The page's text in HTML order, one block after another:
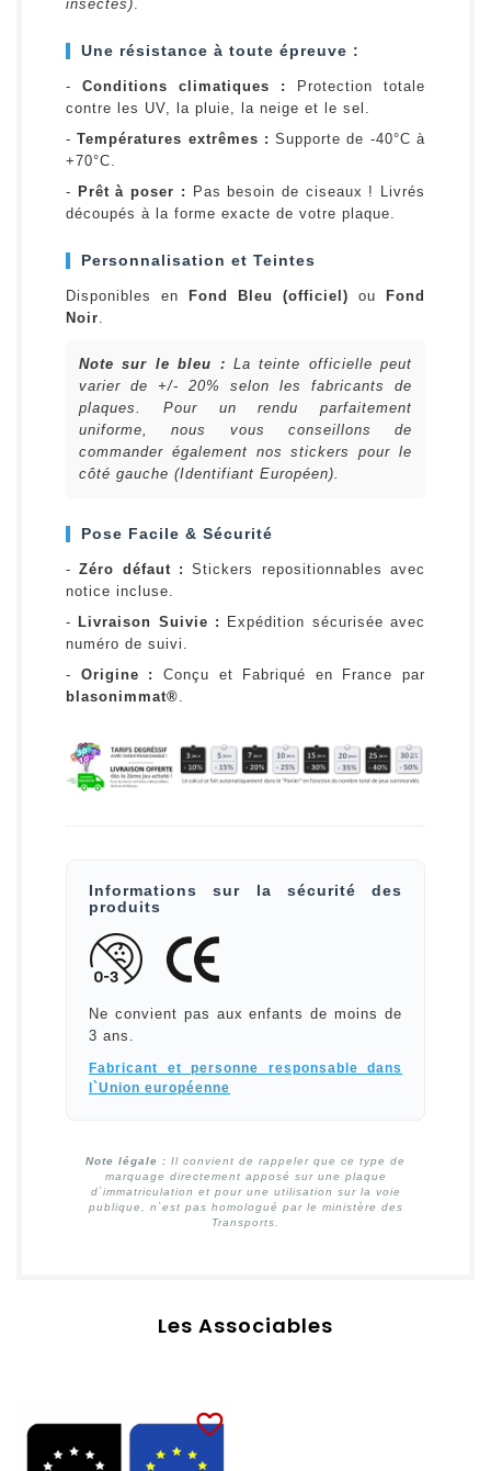
insectes).
Une résistance à toute épreuve :
- Conditions climatiques :
Protection totale
contre les UV, la pluie, la neige et le sel.
-Températures extrêmes : Supporte de -40°C à
+70°C.
- Prêt à poser :
Pas besoin de ciseaux ! Livrés
découpés à la forme exacte de votre plaque.
Personnalisation et Teintes
Disponibles en Fond Bleu (officiel) ou
Fond
Noir.
Note sur le bleu : La teinte officielle peut
varier de +/- 20% selon les fabricants de
plaques. Pour un rendu parfaitement
uniforme, nous vous conseillons de
commander également nos stickers pour le
côté gauche (Identifiant Européen).
Pose Facile & Sécurité
-Zéro défaut : Stickers repositionnables avec
notice incluse.
- Livraison Suivie :
Expédition sécurisée avec
numéro de suivi.
- Origine :
Conçu et Fabriqué en France par
blasonimmat®.
Informations sur la sécurité des
produits
Ne convient pas aux enfants de moins de
3 ans.
Fabricant et personne responsable dans
l`Union européenne
Note légale : Il convient de rappeler que ce type de
marquage directement apposé sur une plaque
d`immatriculation et pour une utilisation sur la voie
publique, n`est pas homologué par le ministère des
Transports.
Les Associables
favorite_border